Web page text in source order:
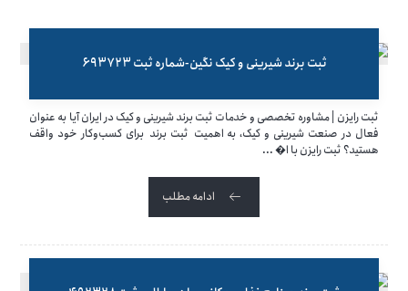
ثبت برند شیرینی و کیک نگین-شماره ثبت ۶۹۳۷۲۳
ثبت رایزن | مشاوره تخصصی و خدمات ثبت برند شیرینی و کیک در ایران آیا به عنوان
فعال در صنعت شیرینی و کیک، به اهمیت ثبت برند برای کسب‌وکار خود واقف
هستید؟ ثبت رایزن با ا� ...
ادامه مطلب